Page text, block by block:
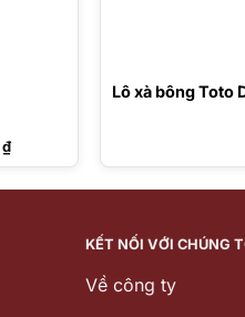
₫Giá
hiện
tại
1.036.800 ₫.
Lô xà bông Toto
KẾT NỐI VỚI CHÚNG
Về công ty